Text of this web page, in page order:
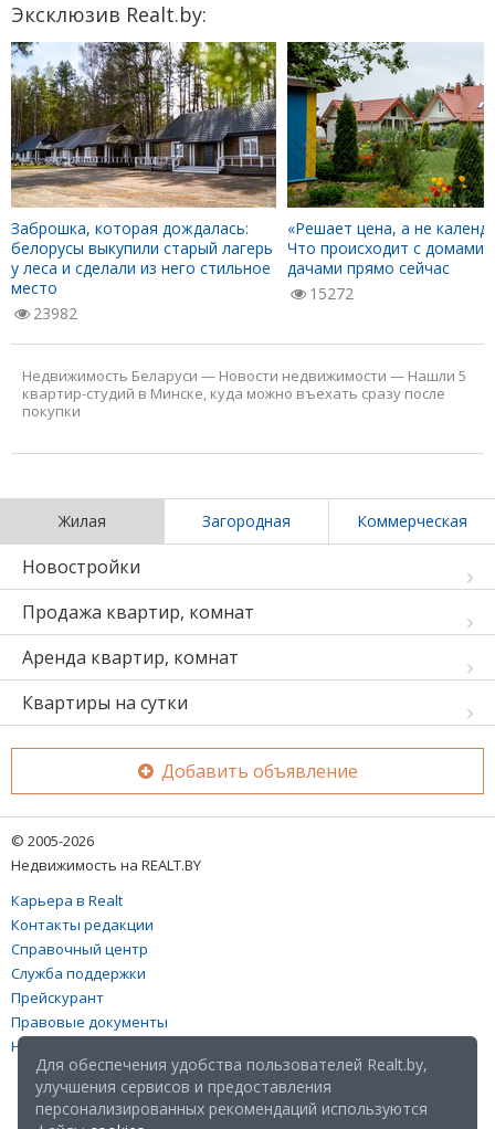
Эксклюзив Realt.by:
Заброшка, которая дождалась:
белорусы выкупили старый лагерь
у леса и сделали из него стильное
место
23982
«Решает цена, а не
Что происходит с домами
дачами прямо сейчас
15272
Недвижимость Беларуси — Новости недвижимости — Нашли 5
квартир-студий в Минске, куда можно въехать сразу после
покупки
Жилая Загородная Коммерческая
Новостройки
Продажа квартир, комнат
Аренда квартир, комнат
Квартиры на сутки
Добавить объявление
© 2005-2026
Недвижимость на REALT.BY
Карьера в Realt
Контакты редакции
Справочный центр
Служба поддержки
Прейскурант
Правовые документы
Настройка файлов cookies
Для обеспечения удобства пользователей Realt.by,
улучшения сервисов и предоставления
персонализированных рекомендаций используются